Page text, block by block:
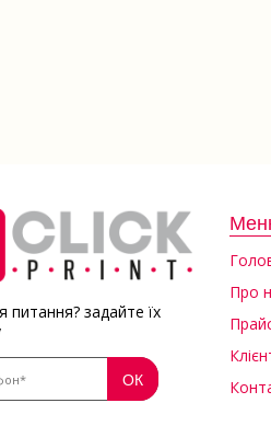
питання? задайте їх
Про